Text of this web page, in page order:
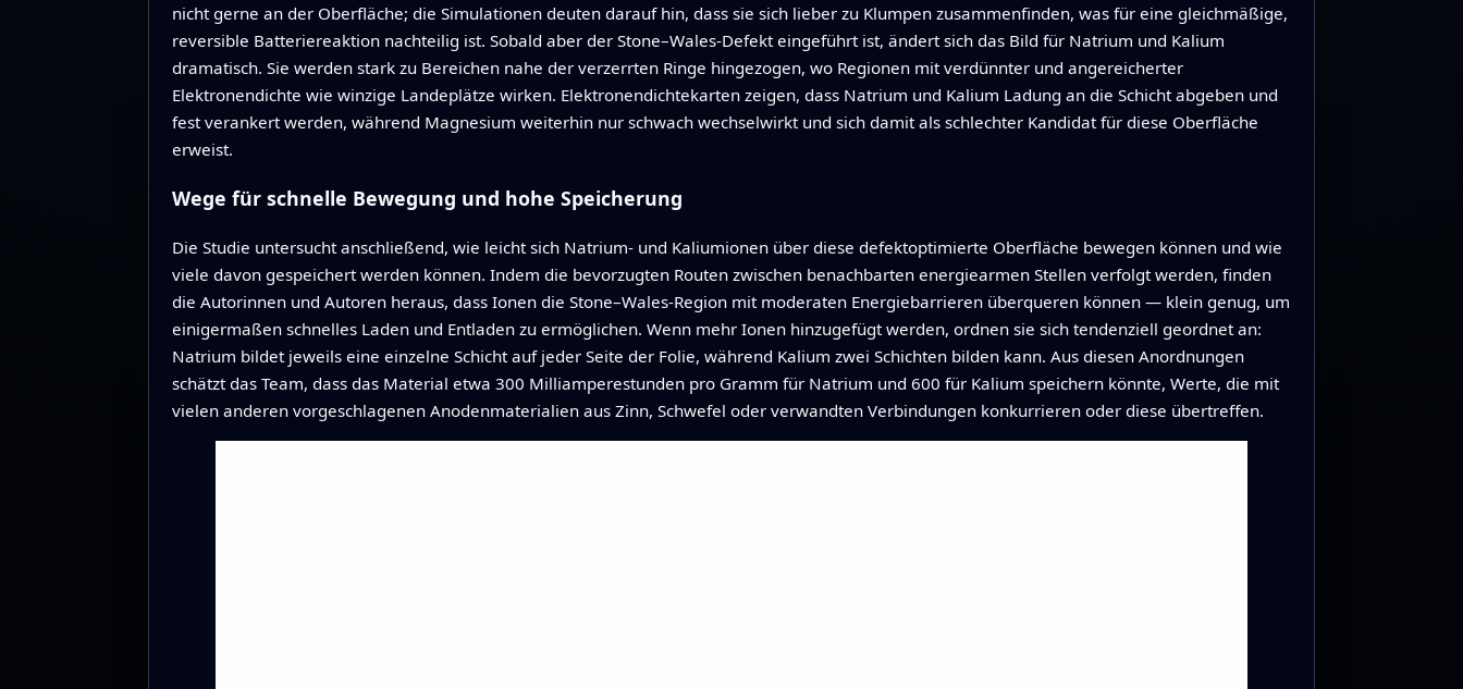
nicht gerne an der Oberfläche; die Simulationen deuten darauf hin, dass sie sich lieber zu Klumpen zusammenfinden, was für eine gleichmäßige,
reversible Batteriereaktion nachteilig ist. Sobald aber der Stone–Wales-Defekt eingeführt ist, ändert sich das Bild für Natrium und Kalium
dramatisch. Sie werden stark zu Bereichen nahe der verzerrten Ringe hingezogen, wo Regionen mit verdünnter und angereicherter
Elektronendichte wie winzige Landeplätze wirken. Elektronendichtekarten zeigen, dass Natrium und Kalium Ladung an die Schicht abgeben und
fest verankert werden, während Magnesium weiterhin nur schwach wechselwirkt und sich damit als schlechter Kandidat für diese Oberfläche
erweist.
Wege für schnelle Bewegung und hohe Speicherung
Die Studie untersucht anschließend, wie leicht sich Natrium- und Kaliumionen über diese defektoptimierte Oberfläche bewegen können und wie
viele davon gespeichert werden können. Indem die bevorzugten Routen zwischen benachbarten energiearmen Stellen verfolgt werden, finden
die Autorinnen und Autoren heraus, dass Ionen die Stone–Wales-Region mit moderaten Energiebarrieren überqueren können — klein genug, um
einigermaßen schnelles Laden und Entladen zu ermöglichen. Wenn mehr Ionen hinzugefügt werden, ordnen sie sich tendenziell geordnet an:
Natrium bildet jeweils eine einzelne Schicht auf jeder Seite der Folie, während Kalium zwei Schichten bilden kann. Aus diesen Anordnungen
schätzt das Team, dass das Material etwa 300 Milliamperestunden pro Gramm für Natrium und 600 für Kalium speichern könnte, Werte, die mit
vielen anderen vorgeschlagenen Anodenmaterialien aus Zinn, Schwefel oder verwandten Verbindungen konkurrieren oder diese übertreffen.